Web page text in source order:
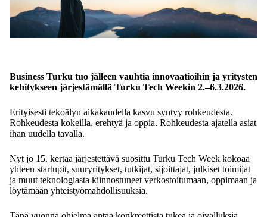
Business Turku tuo jälleen vauhtia innovaatioihin ja yritysten
kehitykseen järjestämällä Turku Tech Weekin 2.–6.3.2026.
Erityisesti tekoälyn aikakaudella kasvu syntyy rohkeudesta.
Rohkeudesta kokeilla, erehtyä ja oppia. Rohkeudesta ajatella asiat
ihan uudella tavalla.
Nyt jo 15. kertaa järjestettävä suosittu Turku Tech Week kokoaa
yhteen startupit, suuryritykset, tutkijat, sijoittajat, julkiset toimijat
ja muut teknologiasta kiinnostuneet verkostoitumaan, oppimaan ja
löytämään yhteistyömahdollisuuksia.